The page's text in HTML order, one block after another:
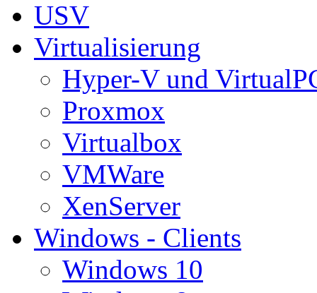
USV
Virtualisierung
Hyper-V und
Proxmox
Virtualbox
VMWare
XenServer
Windows - Clients
Windows 10